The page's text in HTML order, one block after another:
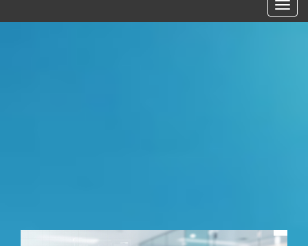
القائمه
الرئيسية